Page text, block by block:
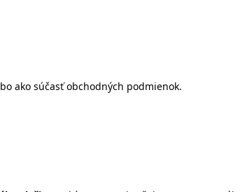
ako súčasť obchodných podmienok.